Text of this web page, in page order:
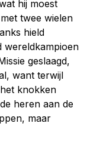
hij moest
twee wielen
hield
wereldkampioen
geslaagd,
want terwijl
knokken
heren aan de
maar